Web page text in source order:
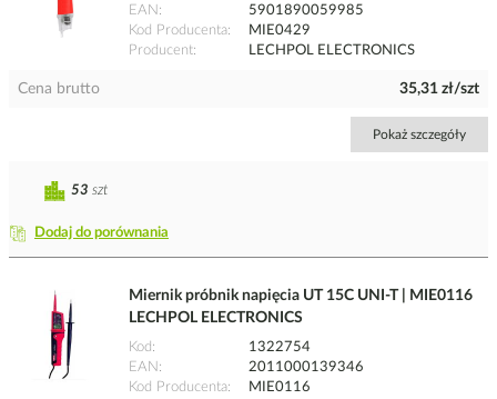
EAN
5901890059985
Kod Producenta
MIE0429
Producent
LECHPOL ELECTRONICS
Cena brutto 35,31 zł/szt
Pokaż szczegóły
Dodaj do porównania
53 szt
Miernik próbnik napięcia UT 15C UNI-T | MIE0116
LECHPOL ELECTRONICS
Kod
1322754
EAN
2011000139346
Kod Producenta
MIE0116